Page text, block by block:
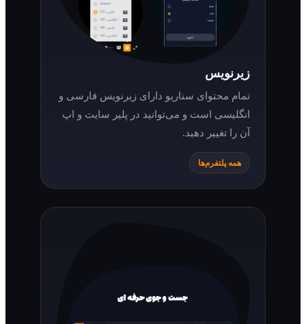
تمام محتوای سناریو دارای زیرنویس فارسی و
انگلیسی است و می‌توانید در پلیر سایت و اپ
آن را تغییر دهید.
همه پلتفرم‌ها